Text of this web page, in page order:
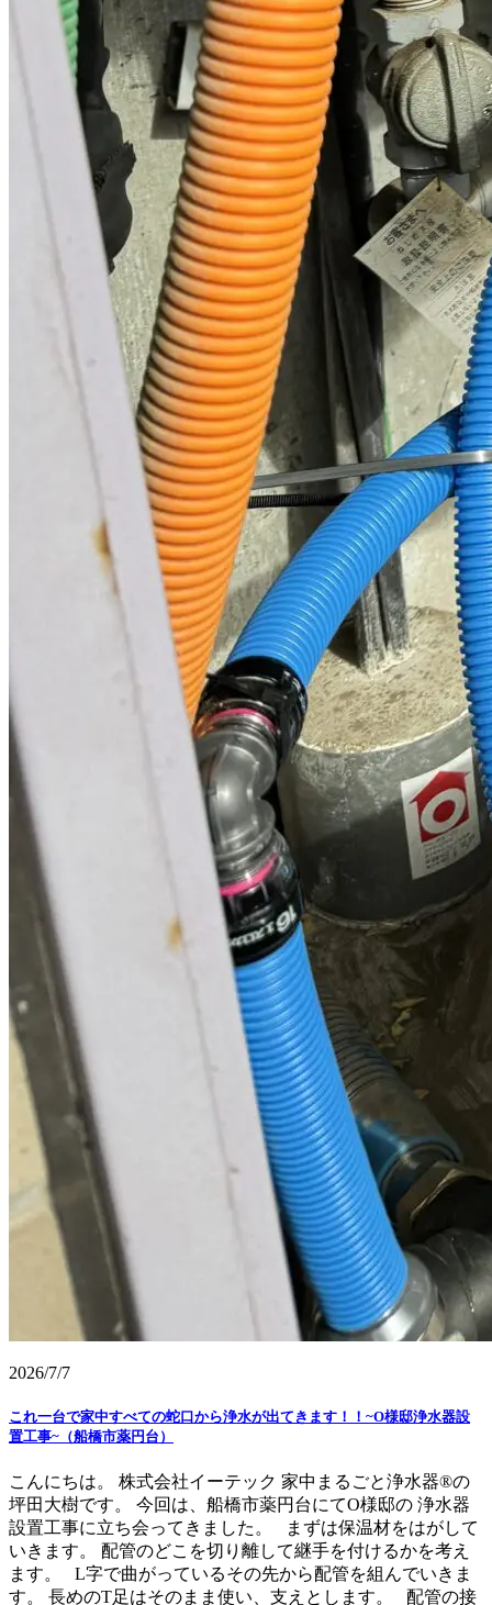
2026/7/7
これ一台で家中すべての蛇口から浄水が出てきます！！~O様邸浄水器設
置工事~（船橋市薬円台）
こんにちは。 株式会社イーテック 家中まるごと浄水器®の
坪田大樹です。 今回は、船橋市薬円台にてO様邸の 浄水器
設置工事に立ち会ってきました。 まずは保温材をはがして
いきます。 配管のどこを切り離して継手を付けるかを考え
ます。 L字で曲がっているその先から配管を組んでいきま
す。 長めのT足はそのまま使い、支えとします。 配管の接